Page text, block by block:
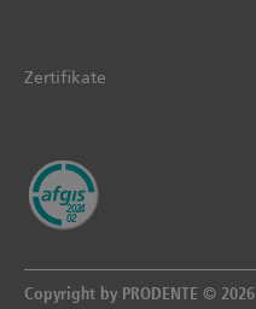
Zertifikate
Copyright by PRODENTE © 2026